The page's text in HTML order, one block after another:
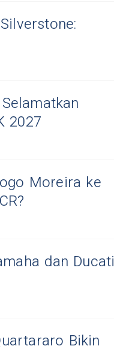
2027
Moreira ke
dan Ducati
Bikin